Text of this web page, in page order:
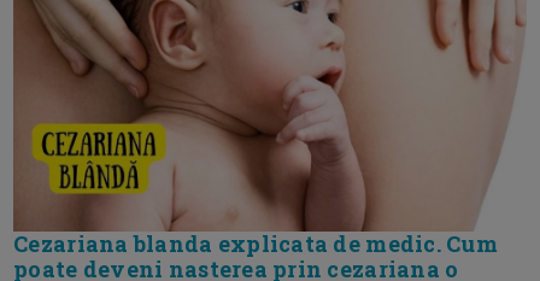
Cezariana blanda explicata de medic. Cum
poate deveni nasterea prin cezariana o